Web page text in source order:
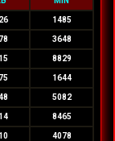
1485
3648
8829
1644
5082
8465
4078